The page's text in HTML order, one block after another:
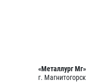
«Металлург Мг»
г. Магнитогорск